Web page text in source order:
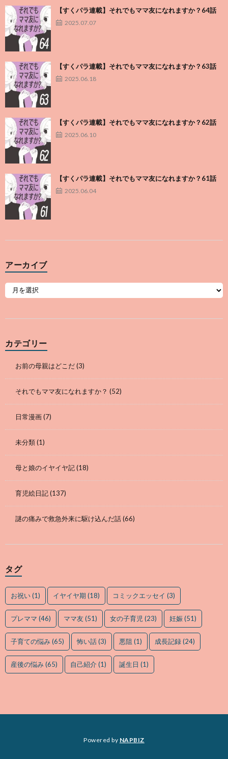
【すくパラ連載】それでもママ友になれますか？64話
2025.07.07
【すくパラ連載】それでもママ友になれますか？63話
2025.06.18
【すくパラ連載】それでもママ友になれますか？62話
2025.06.10
【すくパラ連載】それでもママ友になれますか？61話
2025.06.04
アーカイブ
カテゴリー
お前の母親はどこだ(3)
それでもママ友になれますか？ (52)
日常漫画(7)
未分類(1)
母と娘のイヤイヤ記(18)
育児絵日記(137)
謎の痛みで救急外来に駆け込んだ話(66)
タグ
お祝い(1) イヤイヤ期 (18) コミックエッセイ (3)
プレママ (46) ママ友(51) 女の子育児(23) 妊娠(51)
子育ての悩み(65) 怖い話(3) 悪阻 (1) 成長記録(24)
産後の悩み(65) 自己紹介(1) 誕生日 (1)
Powered by NAPBIZ